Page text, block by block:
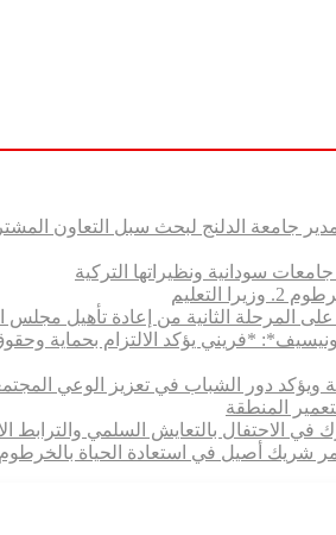
جامعة الدلنج لبحث سبل التعاون
سودانية ونظيراتها التركية
المرحلة الثانية من إعادة تأهيل مجلس
*​فريني يؤكد الالتزام بحماية
ويؤكد دور الشباب في تعزيز الوعي
المنطقة
في الاحتفال بالتعايش السلمي والترابط
شريك أصيل في استعادة الحياة بالخرطوم